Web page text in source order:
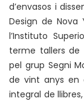
d’envasos i
Design de
l’Instituto
terme tallers de
pel grup Segni
de vint anys en
integral de